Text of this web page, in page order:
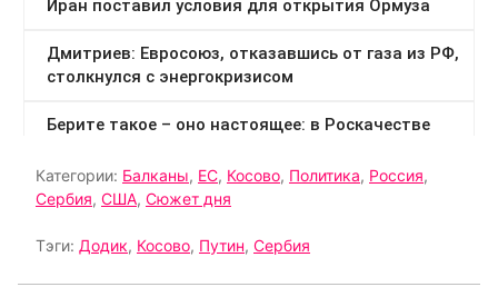
Категории: Балканы, ЕС, Косово, Политика, Россия,
Сербия, США, Сюжет дня
Тэги: Додик, Косово, Путин, Сербия